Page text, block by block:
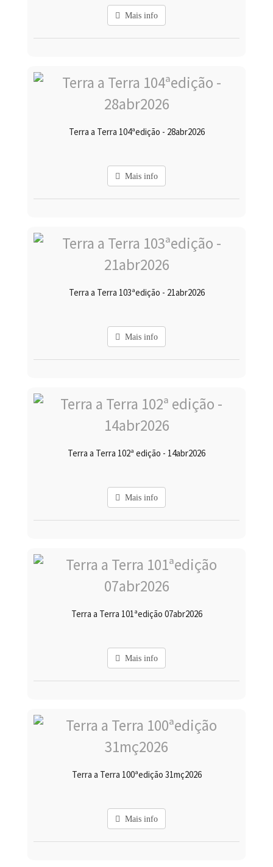
Mais info
Terra a Terra 104ªedição - 28abr2026
Mais info
Terra a Terra 103ªedição - 21abr2026
Mais info
Terra a Terra 102ª edição - 14abr2026
Mais info
Terra a Terra 101ªedição 07abr2026
Mais info
Terra a Terra 100ªedição 31mç2026
Mais info